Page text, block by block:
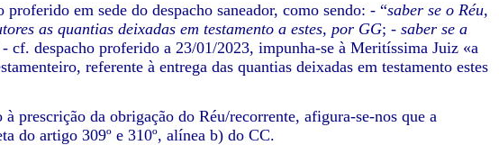
em sede do despacho saneador, como sendo: - “saber se o Réu,
as quantias deixadas em testamento a estes, por GG; - saber se a
- cf. despacho proferido a 23/01/2023, impunha-se à Meritíssima Juiz «a
referente à entrega das quantias deixadas em testamento estes
da obrigação do Réu/recorrente, afigura-se-nos que a
do artigo 309º e 310º, alínea b) do CC.